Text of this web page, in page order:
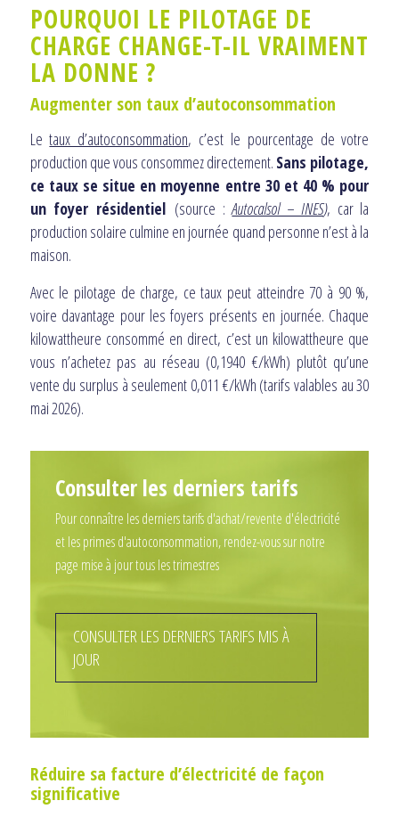
POURQUOI LE PILOTAGE DE
CHARGE CHANGE-T-IL VRAIMENT
LA DONNE ?
Augmenter son taux d’autoconsommation
Letaux d’autoconsommation, c’est le pourcentage de votre
production que vous consommez directement. Sans pilotage,
ce taux se situe en moyenne entre 30 et 40 % pour
un foyer résidentiel (source :Autocalsol – INES), car la
production solaire culmine en journée quand personne n’est à la
maison.
Avec le pilotage de charge, ce taux peut atteindre 70 à 90 %,
voire davantage pour les foyers présents en journée. Chaque
kilowattheure consommé en direct, c’est un kilowattheure que
vous n’achetez pas au réseau (0,1940 €/kWh) plutôt qu’une
vente du surplus à seulement 0,011 €/kWh (tarifs valables au 30
mai 2026).
Consulter les derniers tarifs
Pour connaître les derniers tarifs d'achat/revente d'électricité
et les primes d'autoconsommation, rendez-vous sur notre
page mise à jour tous les trimestres
CONSULTER LES DERNIERS TARIFS MIS À
JOUR
Réduire sa facture d’électricité de façon
significative